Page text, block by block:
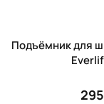
Подъёмник для